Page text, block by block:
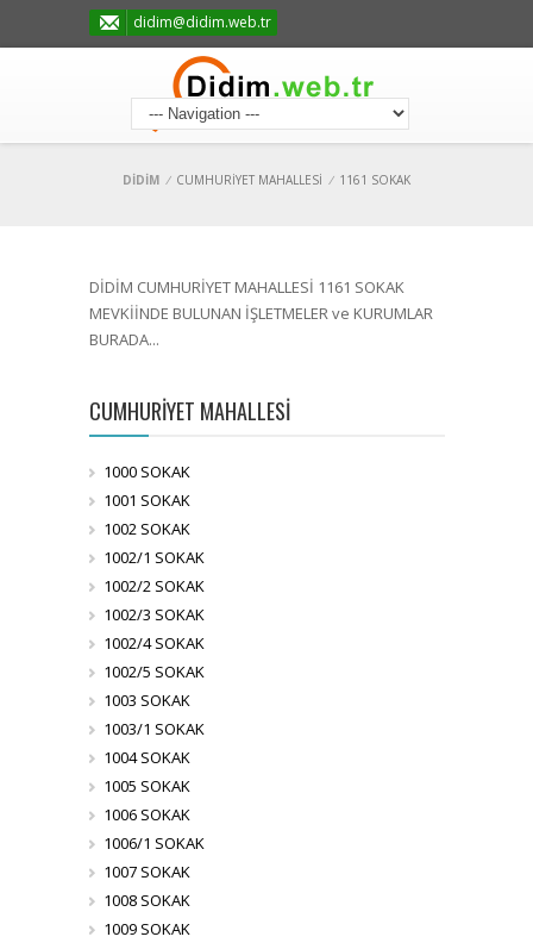
didim@didim.web.tr
DİDİM / CUMHURİYET MAHALLESİ / 1161 SOKAK
DİDİM CUMHURİYET MAHALLESİ 1161 SOKAK
MEVKİİNDE BULUNAN İŞLETMELER ve KURUMLAR
BURADA...
CUMHURİYET MAHALLESİ
1000 SOKAK
1001 SOKAK
1002 SOKAK
1002/1 SOKAK
1002/2 SOKAK
1002/3 SOKAK
1002/4 SOKAK
1002/5 SOKAK
1003 SOKAK
1003/1 SOKAK
1004 SOKAK
1005 SOKAK
1006 SOKAK
1006/1 SOKAK
1007 SOKAK
1008 SOKAK
1009 SOKAK